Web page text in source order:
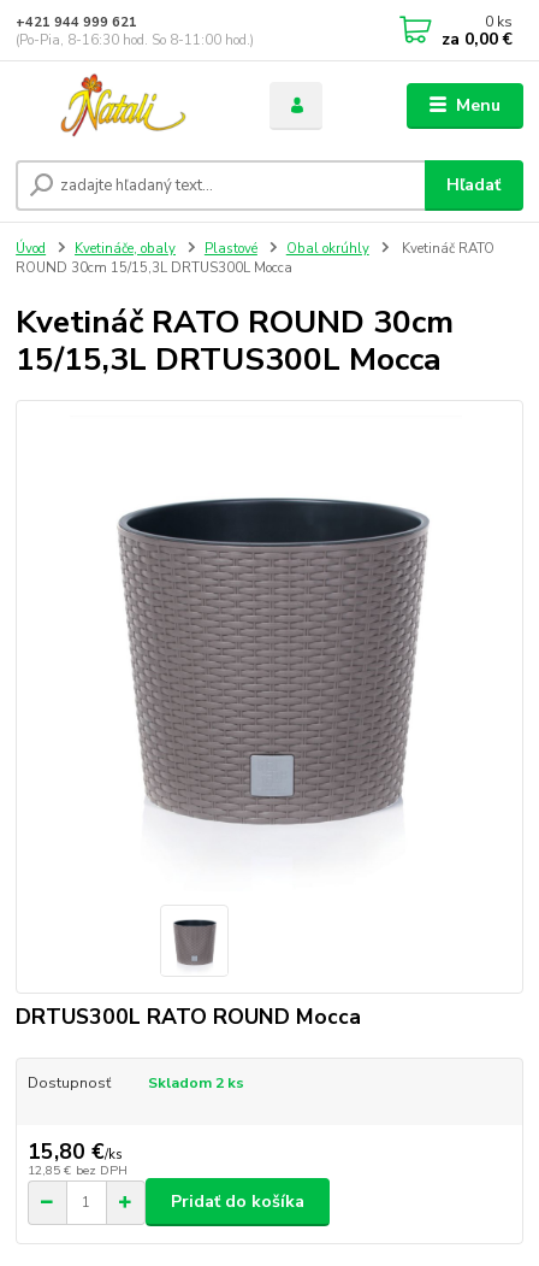
Menu
Hľadať
+421 944 999 621
(Po-Pia, 8-16:30 hod. So 8-11:00 hod.)
0 ks
za 0,00 €
Úvod Kvetináče, obaly Plastové Obal okrúhly
Kvetináč RATO
ROUND 30cm 15/15,3L DRTUS300L Mocca
Kvetináč RATO ROUND 30cm
15/15,3L DRTUS300L Mocca
DRTUS300L RATO ROUND Mocca
Dostupnosť Skladom 2 ks
15,80 €/ks
12,85 € bez DPH
Pridať do košíka